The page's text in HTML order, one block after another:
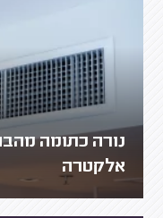
נורה כתומה
אלקטרה